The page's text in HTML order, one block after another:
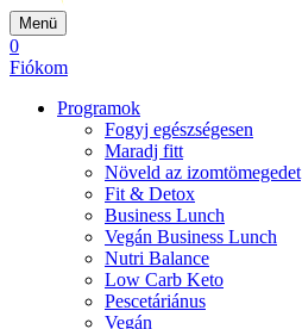
Menü
0
Fiókom
Programok
Fogyj egészségesen
Maradj fitt
Növeld az izomtömegedet
Fit & Detox
Business Lunch
Vegán Business Lunch
Nutri Balance
Low Carb Keto
Pescetáriánus
Vegán